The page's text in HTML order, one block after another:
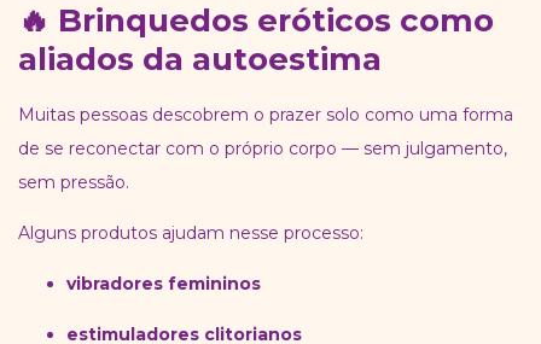
🔥 Brinquedos eróticos como
aliados da autoestima
Muitas pessoas descobrem o prazer solo como uma forma
de se reconectar com o próprio corpo — sem julgamento,
sem pressão.
Alguns produtos ajudam nesse processo:
vibradores femininos
estimuladores clitorianos